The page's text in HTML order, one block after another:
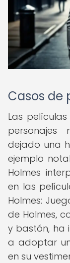
Casos de
Las
personajes
dejado una
ejemplo
Holmes
en las
Holmes:
de Holmes,
y bastón, ha
a adoptar
en su